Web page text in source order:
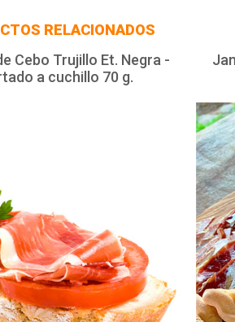
RELACIONADOS
Cebo Trujillo Et. Negra -
a cuchillo 70 g.